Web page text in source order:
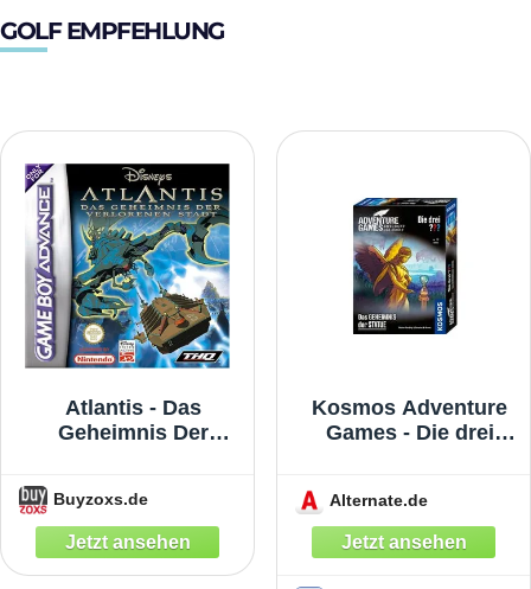
GOLF EMPFEHLUNG
Atlantis - Das
Geheimnis Der
[Game Boy Advance]
Buyzoxs.de
Kosmos Adventure
Games - Die drei
Alternate.de